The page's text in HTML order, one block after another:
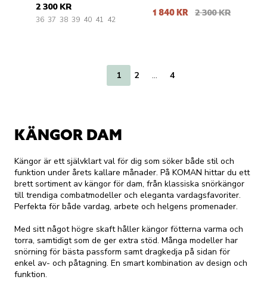
2 300 KR
36 37 38 39 40 41 42
1 840 KR 2 300 KR
1 2 … 4
KÄNGOR DAM
Kängor är ett självklart val för dig som söker både stil och
funktion under årets kallare månader. På KOMAN hittar du ett
brett sortiment av kängor för dam, från klassiska snörkängor
till trendiga combatmodeller och eleganta vardagsfavoriter.
Perfekta för både vardag, arbete och helgens promenader.
Med sitt något högre skaft håller kängor fötterna varma och
torra, samtidigt som de ger extra stöd. Många modeller har
snörning för bästa passform samt dragkedja på sidan för
enkel av- och påtagning. En smart kombination av design och
funktion.